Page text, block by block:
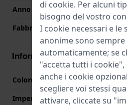
Anno
Fabbricato in Svizzera
Si
Informazioni della cassa
Colore quadrante
Impermeabilità
1
di cookie. Per alcuni
bisogno del vostro
I cookie necessari e le
anonime sono
automaticamente; se
"accetta tutti i cookie",
anche i cookie
scegliere voi stessi
attivare, cliccate su